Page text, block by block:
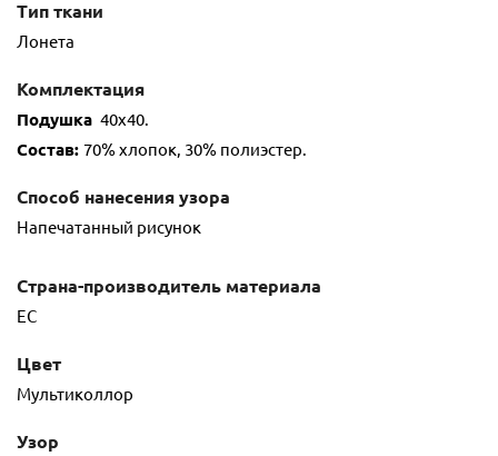
Тип ткани
Лонета
Комплектация
Подушка 40х40.
Состав: 70% хлопок, 30% полиэстер.
Способ нанесения узора
Напечатанный рисунок
Страна-производитель материала
ЕС
Цвет
Мультиколлор
Узор